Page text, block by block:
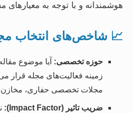
هوشمندانه و با توجه به
📈 شاخص‌های انتخاب
حوزه تخصصی: آیا موضوع
زمینه فعالیت‌های مجله قرار
مجلات تخصصی حفاری،
ضریب تاثیر (Impact Factor):